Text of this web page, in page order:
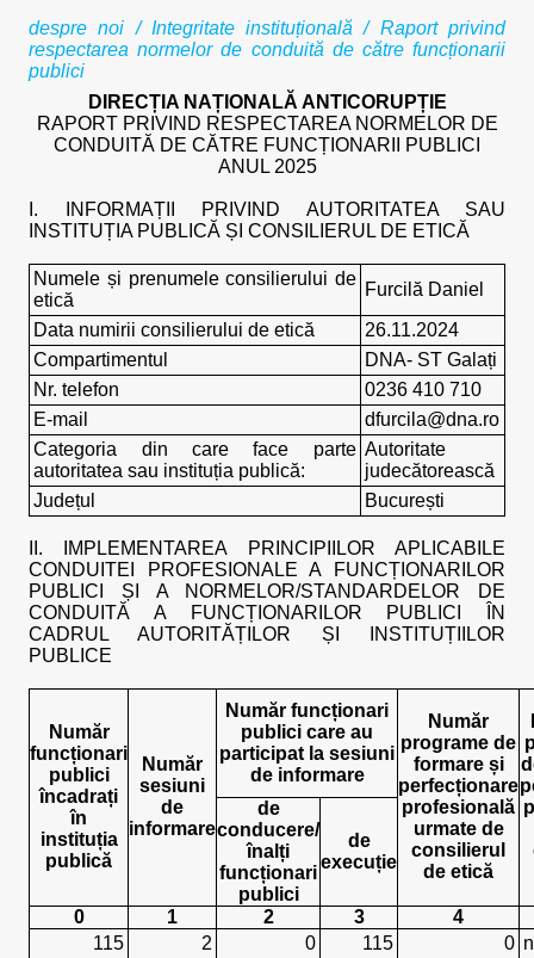
despre noi / Integritate instituțională / Raport privind
respectarea normelor de conduită de către funcționarii
publici
DIRECȚIA NAȚIONALĂ ANTICORUPȚIE
RAPORT PRIVIND RESPECTAREA NORMELOR DE
CONDUITĂ DE CĂTRE FUNCȚIONARII PUBLICI
ANUL 2025
I. INFORMAȚII PRIVIND AUTORITATEA SAU
INSTITUȚIA PUBLICĂ ȘI CONSILIERUL DE ETICĂ
Numele și prenumele consilierului de
etică
Furcilă Daniel
Data numirii consilierului de etică
26.11.2024
Compartimentul
DNA- ST Galați
Nr. telefon
0236 410 710
E-mail
dfurcila@dna.ro
Categoria din care face parte
autoritatea sau instituția publică:
Autoritate
judecătorească
Județul
București
II. IMPLEMENTAREA PRINCIPIILOR APLICABILE
CONDUITEI PROFESIONALE A FUNCȚIONARILOR
PUBLICI ȘI A NORMELOR/STANDARDELOR DE
CONDUITĂ A FUNCȚIONARILOR PUBLICI ÎN
CADRUL AUTORITĂȚILOR ȘI INSTITUȚIILOR
PUBLICE
Număr
funcționari
publici
încadrați
în
instituția
publică
Număr
sesiuni
de
informare
Număr funcționari
publici care au
participat la sesiuni
de informare
Număr
programe de
formare și
perfecționare
profesională
urmate de
consilierul
de etică
de
conducere/
înalți
funcționari
publici
de
execuție
0 1 2 3
4
115
2 0 115 0